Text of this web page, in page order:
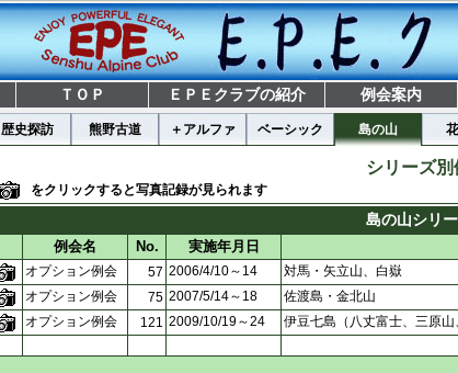
ＴＯＰ ＥＰＥクラブの紹介 例会案内
歴史探訪 熊野古道 ＋アルファ ベーシック 島の山
シリーズ
をクリックすると写真記録が見られます
島の山シリ
例会名 No. 実施年月日
オプション例会 57 2006/4/10～14 対馬・矢立山、白嶽
オプション例会
75 2007/5/14～18 佐渡島・金北山
オプション例会
121 2009/10/19～24 伊豆七島（八丈富士、三原山